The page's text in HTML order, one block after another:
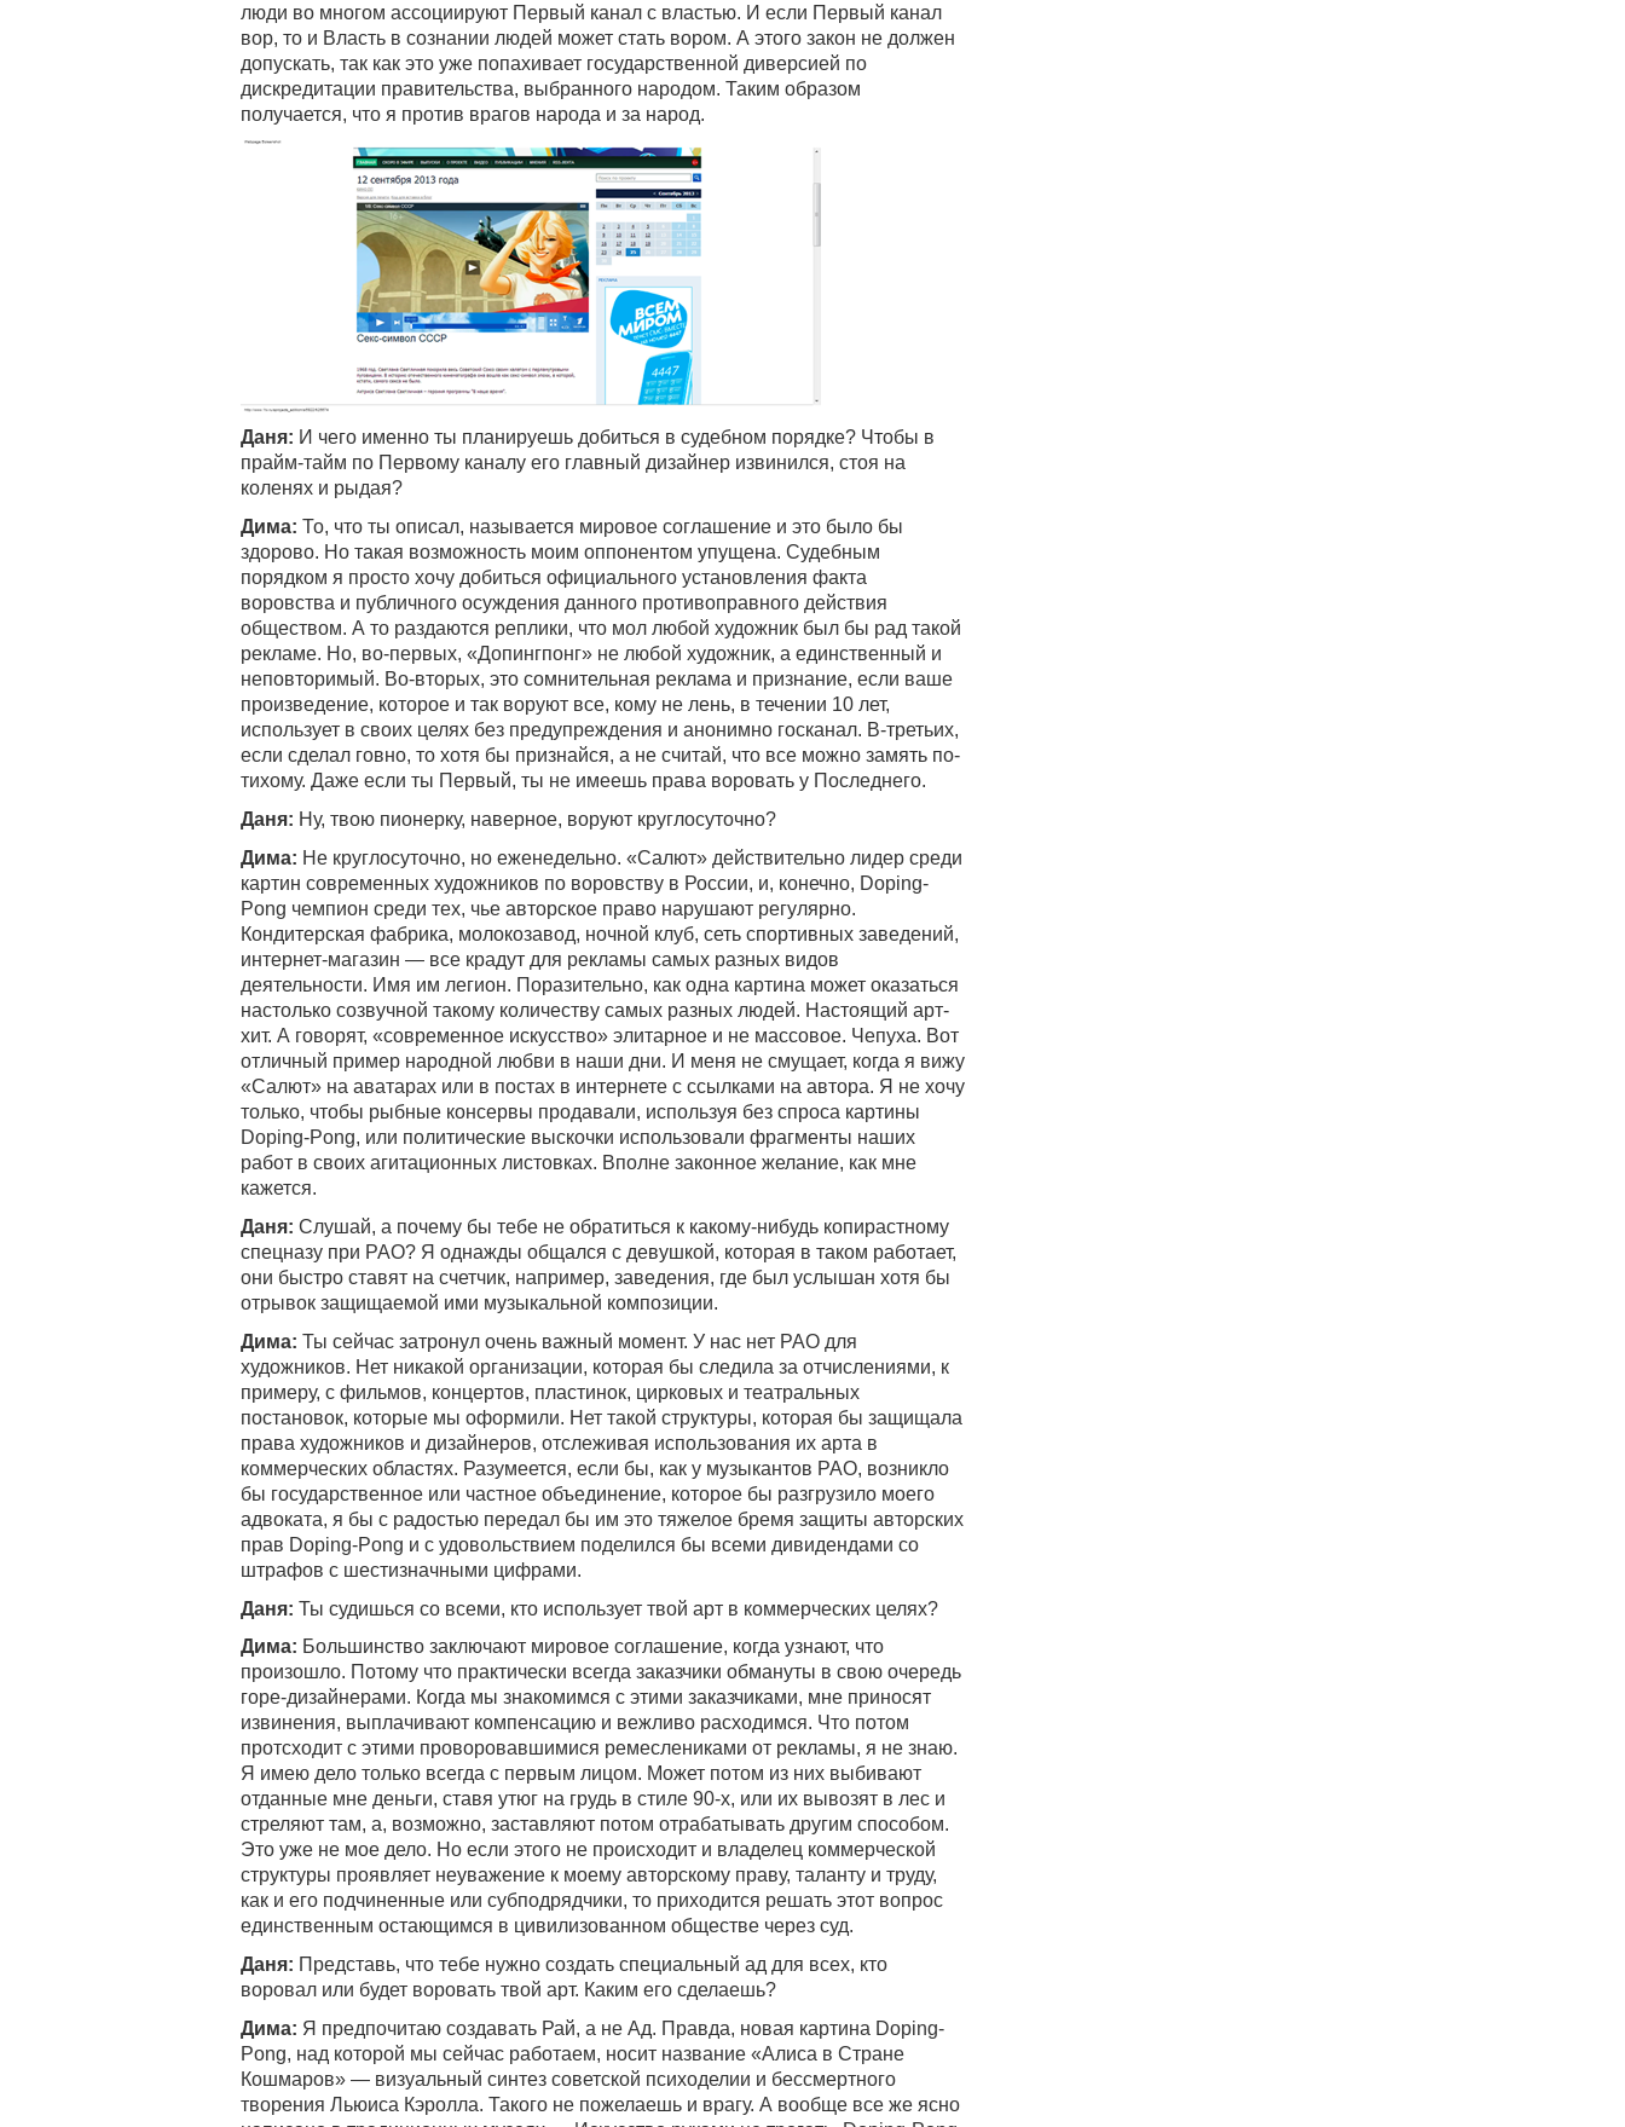
люди во многом ассоциируют Первый канал с властью. И если Первый канал
вор, то и Власть в сознании людей может стать вором. А этого закон не должен
допускать, так как это уже попахивает государственной диверсией по
дискредитации правительства, выбранного народом. Таким образом
получается, что я против врагов народа и за народ.
Даня: И чего именно ты планируешь добиться в судебном порядке? Чтобы в
прайм-тайм по Первому каналу его главный дизайнер извинился, стоя на
коленях и рыдая?
Дима: То, что ты описал, называется мировое соглашение и это было бы
здорово. Но такая возможность моим оппонентом упущена. Судебным
порядком я просто хочу добиться официального установления факта
воровства и публичного осуждения данного противоправного действия
обществом. А то раздаются реплики, что мол любой художник был бы рад такой
рекламе. Но, во-первых, «Допингпонг» не любой художник, а единственный и
неповторимый. Во-вторых, это сомнительная реклама и признание, если ваше
произведение, которое и так воруют все, кому не лень, в течении 10 лет,
использует в своих целях без предупреждения и анонимно госканал. В-третьих,
если сделал говно, то хотя бы признайся, а не считай, что все можно замять по-
тихому. Даже если ты Первый, ты не имеешь права воровать у Последнего.
Даня: Ну, твою пионерку, наверное, воруют круглосуточно?
Дима: Не круглосуточно, но еженедельно. «Салют» действительно лидер среди
картин современных художников по воровству в России, и, конечно, Doping-
Pong чемпион среди тех, чье авторское право нарушают регулярно.
Кондитерская фабрика, молокозавод, ночной клуб, сеть спортивных заведений,
интернет-магазин — все крадут для рекламы самых разных видов
деятельности. Имя им легион. Поразительно, как одна картина может оказаться
настолько созвучной такому количеству самых разных людей. Настоящий арт-
хит. А говорят, «современное искусство» элитарное и не массовое. Чепуха. Вот
отличный пример народной любви в наши дни. И меня не смущает, когда я вижу
«Салют» на аватарах или в постах в интернете с ссылками на автора. Я не хочу
только, чтобы рыбные консервы продавали, используя без спроса картины
Doping-Pong, или политические выскочки использовали фрагменты наших
работ в своих агитационных листовках. Вполне законное желание, как мне
кажется.
Даня: Слушай, а почему бы тебе не обратиться к какому-нибудь копирастному
спецназу при РАО? Я однажды общался с девушкой, которая в таком работает,
они быстро ставят на счетчик, например, заведения, где был услышан хотя бы
отрывок защищаемой ими музыкальной композиции.
Дима: Ты сейчас затронул очень важный момент. У нас нет РАО для
художников. Нет никакой организации, которая бы следила за отчислениями, к
примеру, с фильмов, концертов, пластинок, цирковых и театральных
постановок, которые мы оформили. Нет такой структуры, которая бы защищала
права художников и дизайнеров, отслеживая использования их арта в
коммерческих областях. Разумеется, если бы, как у музыкантов РАО, возникло
бы государственное или частное объединение, которое бы разгрузило моего
адвоката, я бы с радостью передал бы им это тяжелое бремя защиты авторских
прав Doping-Pong и с удовольствием поделился бы всеми дивидендами со
штрафов с шестизначными цифрами.
Даня: Ты судишься со всеми, кто использует твой арт в коммерческих целях?
Дима: Большинство заключают мировое соглашение, когда узнают, что
произошло. Потому что практически всегда заказчики обмануты в свою очередь
горе-дизайнерами. Когда мы знакомимся с этими заказчиками, мне приносят
извинения, выплачивают компенсацию и вежливо расходимся. Что потом
протсходит с этими проворовавшимися ремеслениками от рекламы, я не знаю.
Я имею дело только всегда с первым лицом. Может потом из них выбивают
отданные мне деньги, ставя утюг на грудь в стиле 90-х, или их вывозят в лес и
стреляют там, а, возможно, заставляют потом отрабатывать другим способом.
Это уже не мое дело. Но если этого не происходит и владелец коммерческой
структуры проявляет неуважение к моему авторскому праву, таланту и труду,
как и его подчиненные или субподрядчики, то приходится решать этот вопрос
единственным остающимся в цивилизованном обществе через суд.
Даня: Представь, что тебе нужно создать специальный ад для всех, кто
воровал или будет воровать твой арт. Каким его сделаешь?
Дима: Я предпочитаю создавать Рай, а не Ад. Правда, новая картина Doping-
Pong, над которой мы сейчас работаем, носит название «Алиса в Стране
Кошмаров» — визуальный синтез советской психоделии и бессмертного
творения Льюиса Кэролла. Такого не пожелаешь и врагу. А вообще все же ясно